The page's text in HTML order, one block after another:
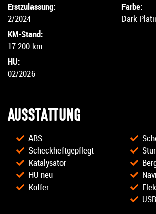
Erstzulassung:
2/2024
KM-Stand:
17.200 km
HU:
02/2026
Farbe:
Dark
AUSSTATTUNG
ABS
Scheckheftgepflegt
Katalysator
HU neu
Koffer
USB